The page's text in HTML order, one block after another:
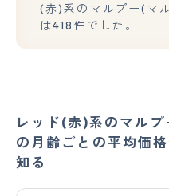
(赤)系のマルプー(マ
は418件でした。
レッド(赤)系のマル
の月齢ごとの平均価
知る